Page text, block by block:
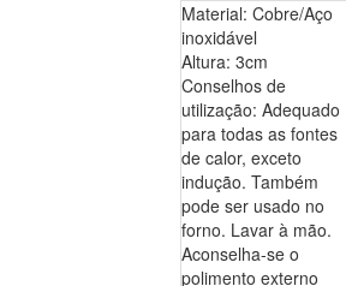
Material: Cobre/Aço
inoxidável
Altura: 3cm
Conselhos de
utilização: Adequado
para todas as fontes
de calor, exceto
indução. Também
pode ser usado no
forno. Lavar à mão.
Aconselha-se o
polimento externo